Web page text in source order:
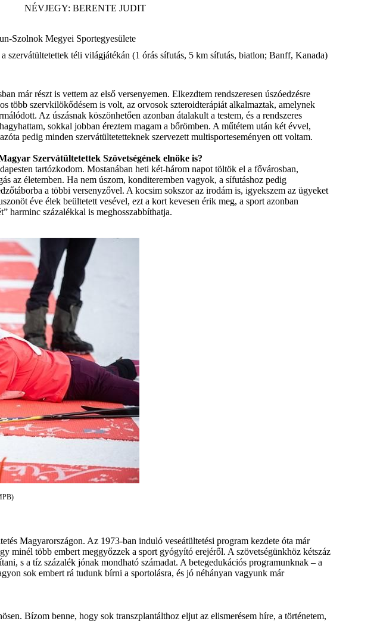
NÉVJEGY: BERENTE JUDIT
Szolnok Megyei Sportegyesülete
szervátültetettek téli világjátékán (1 órás sífutás, 5 km sífutás, biatlon; Banff, Kanada)
már részt is vettem az első versenyemen. Elkezdtem rendszeresen úszóedzésre
több szervkilökődésem is volt, az orvosok szteroidterápiát alkalmaztak, amelynek
Az úszásnak köszönhetően azonban átalakult a testem, és a rendszeres
sokkal jobban éreztem magam a bőrömben. A műtétem után két évvel,
pedig minden szervátültetetteknek szervezett multisporteseményen ott voltam.
Szervátültetettek Szövetségének elnöke is?
tartózkodom. Mostanában heti két-három napot töltök el a fővárosban,
az életemben. Ha nem úszom, konditeremben vagyok, a sífutáshoz pedig
a többi versenyzővel. A kocsim sokszor az irodám is, igyekszem az ügyeket
éve élek beültetett vesével, ezt a kort kevesen érik meg, a sport azonban
harminc százalékkal is meghosszabbíthatja.
Magyarországon. Az 1973-ban induló veseátültetési program kezdete óta már
minél több embert meggyőzzek a sport gyógyító erejéről. A szövetségünkhöz kétszáz
s a tíz százalék jónak mondható számadat. A betegedukációs programunknak – a
sok embert rá tudunk bírni a sportolásra, és jó néhányan vagyunk már
Bízom benne, hogy sok transzplantálthoz eljut az elismerésem híre, a történetem,